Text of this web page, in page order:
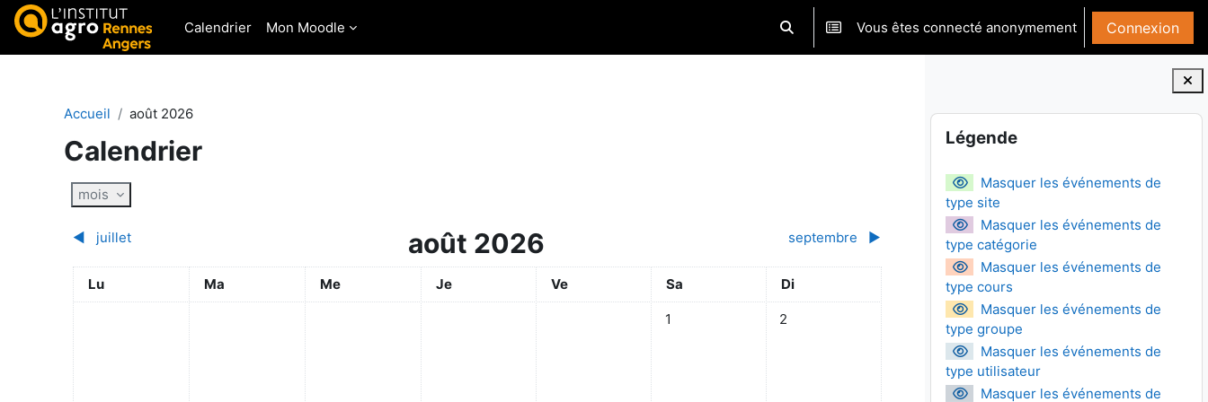
Passer au contenu principal
Calendrier
Mon Moodle Activer/désactiver la saisie de recherche
Vous êtes connecté anonymement Connexion
Blocs
Passer Légende
Légende
Masquer les événements de
type site
Masquer les événements de
type catégorie
Masquer les événements de
type cours
Masquer les événements de
type groupe
Masquer les événements de
type utilisateur
Masquer les événements de
Accueil août 2026
Calendrier
mois
◀︎ juillet août 2026 septembre ▶︎
Lundi
Lu Mardi
Ma Mercredi
Me Jeudi
Je Vendredi
Ve Samedi
Sa Dimanche
Di
Aucun événement, samedi 1 août
1 Aucun événement, dimanche 2 août
2